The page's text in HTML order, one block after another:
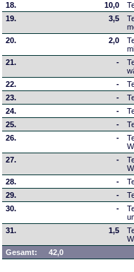
18.
10,0
19.
3,5
20.
2,0
21.
-
22.
-
23.
-
24.
-
25.
-
26.
-
27.
-
28.
-
29.
-
30.
-
31.
1,5
Gesamt:
42,0